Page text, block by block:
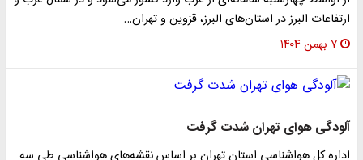
ارتفاعات البرز در استان‌های البرز، قزوین و تهران…
۷ بهمن ۱۴۰۴
آلودگی هوای تهران شدت گرفت
اداره کل هواشناسی استان تهران بر اساس نقشه‌های هواشناسی طی سه